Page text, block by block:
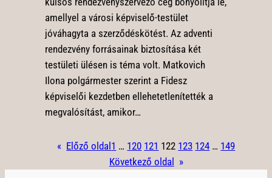
amellyel a városi képviselő-testület
jóváhagyta a szerződéskötést. Az adventi
rendezvény forrásainak biztosítása két
testületi ülésen is téma volt. Matkovich
Ilona polgármester szerint a Fidesz
képviselői kezdetben ellehetetlenítették a
megvalósítást, amikor…
« Előző oldal 1 … 120 121 122 123 124 … 149
Következő oldal
»